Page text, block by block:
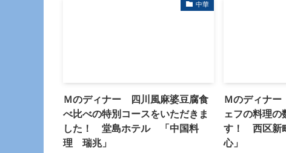
中華
Ｍのディナー 四川風麻婆豆腐食
べ比べの特別コースをいただきま
した！ 堂島ホテル 「中国料
理 瑞兆」
Ｍのディナ
ェフの料理の
す！ 西区
心」